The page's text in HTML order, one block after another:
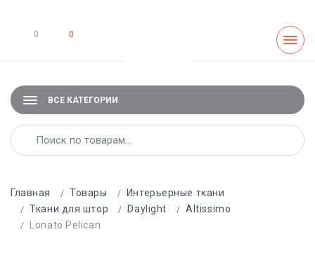
0 0
ВСЕ КАТЕГОРИИ
Главная Товары
Интерьерные ткани
Ткани для штор
Daylight
Altissimo
Lonato Pelican